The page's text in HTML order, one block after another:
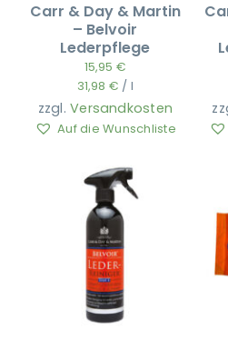
Carr & Day & Martin
– Belvoir
Lederpflege
15,95 €
31,98 € / l
zzgl.Versandkosten
Auf die Wunschliste